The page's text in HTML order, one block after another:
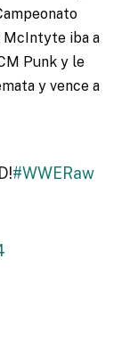
McIntyte iba a
Punk y le
y vence a
#WWERaw